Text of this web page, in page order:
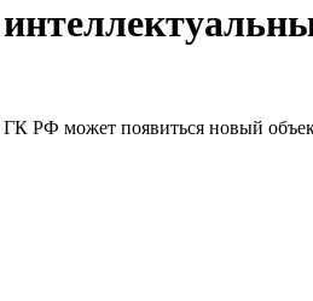
РФ может появиться новый